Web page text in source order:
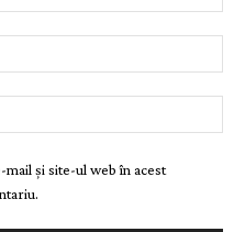
mail și site-ul web în acest